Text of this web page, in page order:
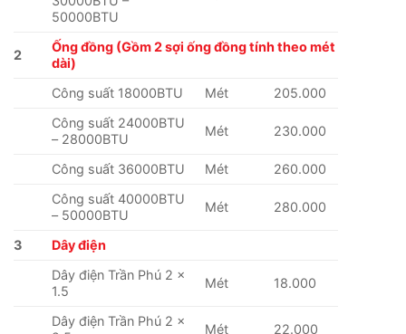
50000BTU
2
Ống đồng (Gồm 2 sợi ống đồng tính theo mét
dài)
Công suất 18000BTU
Mét
205.000
Công suất 24000BTU
– 28000BTU
Mét 230.000
Công suất 36000BTU Mét
260.000
Công suất 40000BTU
– 50000BTU
Mét 280.000
3
Dây điện
Dây điện Trần Phú 2 x
1.5
Mét 18.000
Dây điện Trần Phú 2 x
Mét 22.000